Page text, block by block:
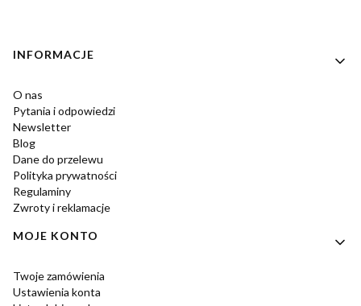
Linki w stopce
INFORMACJE
O nas
Pytania i odpowiedzi
Newsletter
Blog
Dane do przelewu
Polityka prywatności
Regulaminy
Zwroty i reklamacje
MOJE KONTO
Twoje zamówienia
Ustawienia konta